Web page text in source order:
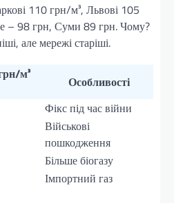
110 грн/м³, Львові 105
– 98 грн, Суми 89 грн. Чому?
але мережі старіші.
м³
Особливості
Фікс під час війни
Військові
пошкодження
Більше біогазу
Імпортний газ